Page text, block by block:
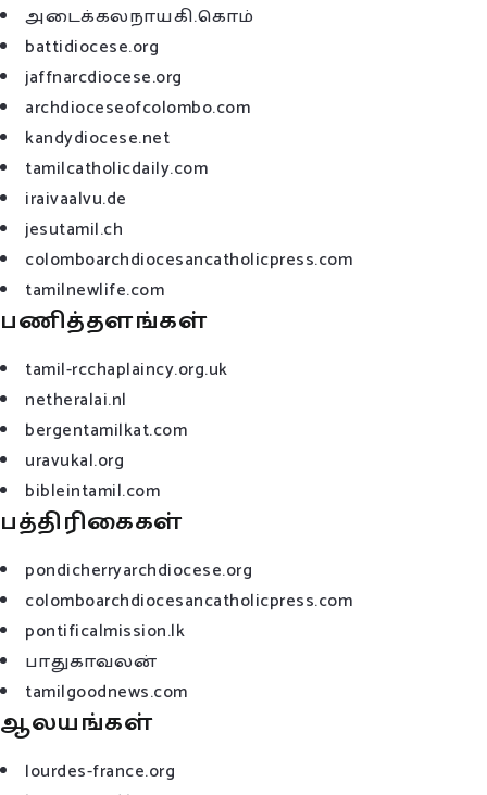
அடைக்கலநாயகி.கொம்
battidiocese.org
jaffnarcdiocese.org
archdioceseofcolombo.com
kandydiocese.net
tamilcatholicdaily.com
iraivaalvu.de
jesutamil.ch
colomboarchdiocesancatholicpress.com
tamilnewlife.com
பணித்தளங்கள்
tamil-rcchaplaincy.org.uk
netheralai.nl
bergentamilkat.com
uravukal.org
bibleintamil.com
பத்திரிகைகள்
pondicherryarchdiocese.org
colomboarchdiocesancatholicpress.com
pontificalmission.lk
பாதுகாவலன்
tamilgoodnews.com
ஆலயங்கள்
lourdes-france.org